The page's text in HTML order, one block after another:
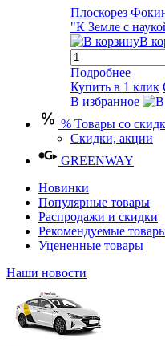
Плоскорез
"К Земле с
В
Подробнее
Купить в 1 клик
В избранное
% Товары со
Скидки, акции
GREENWAY
Новинки
Популярные товары
Распродажи и скидки
Рекомендуемые
Уцененные товары
Наши новости